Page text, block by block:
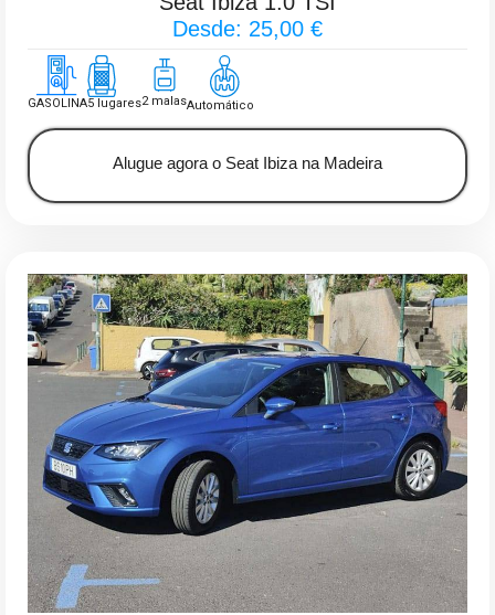
Desde: 25,00 €
GASOLINA5 lugares2 malasAutomático
Alugue agora o Seat Ibiza na Madeira